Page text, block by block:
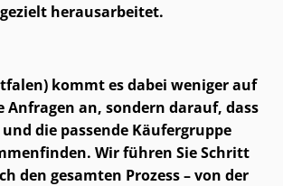
herausarbeitet.
kommt es dabei weniger auf
Anfragen an, sondern darauf, dass
die passende Käufergruppe
Wir führen Sie Schritt
den gesamten Prozess – von der